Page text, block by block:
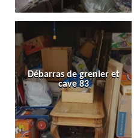
Débarras de grenier et
cave 83